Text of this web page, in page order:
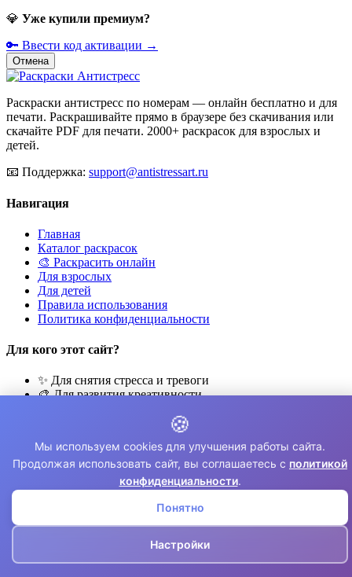
💎 Уже купили премиум?
🔑 Ввести код активации →
Отмена
Раскраски антистресс по номерам — онлайн бесплатно и для
печати. Раскрашивайте прямо в браузере без скачивания или
скачайте PDF для печати. 2000+ раскрасок для взрослых и
детей.
📧 Поддержка: support@antistressart.ru
Навигация
Главная
Каталог раскрасок
🎨 Раскрасить онлайн
Для взрослых
Для детей
Правила использования
Политика конфиденциальности
Для кого этот сайт?
✨ Для снятия стресса и тревоги
🎨 Для развития креативности
👨‍👩‍👧‍👦 Для семейного досуга
© 2026 Раскраски Антистресс. Все права защищены.
⚠️ Все раскраски для личного использования. Коммерческое
использование запрещено.
🍪
Мы используем cookies для улучшения работы сайта.
Продолжая использовать сайт, вы соглашаетесь с политикой
конфиденциальности.
Понятно
Настройки